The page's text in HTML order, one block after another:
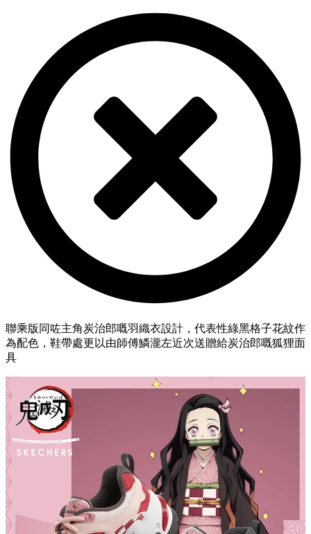
聯乘版同咗主角炭治郎嘅羽織衣設計，代表性綠黑格子花紋作
為配色，鞋帶處更以由師傅鱗瀧左近次送贈給炭治郎嘅狐狸面
具